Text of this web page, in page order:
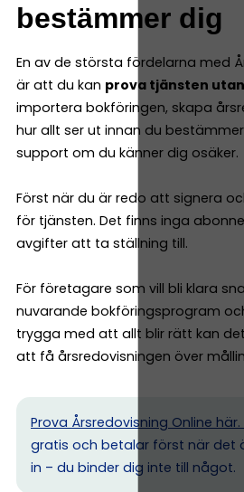
bestämmer dig
En av de största fördelarna med
är att du kan prova tjänsten
importera bokföringen, skapa
hur allt ser ut innan du
support om du känner dig osäker.
Först när du är redo att signera
för tjänsten. Det finns inga
avgifter att ta ställning till.
För företagare som vill bli klara
nuvarande bokföringsprogram
trygga med att allt blir rätt kan
att få årsredovisningen över
Prova Årsredovisning Online här.
gratis och betalar först när det
in – du binder dig inte till något.